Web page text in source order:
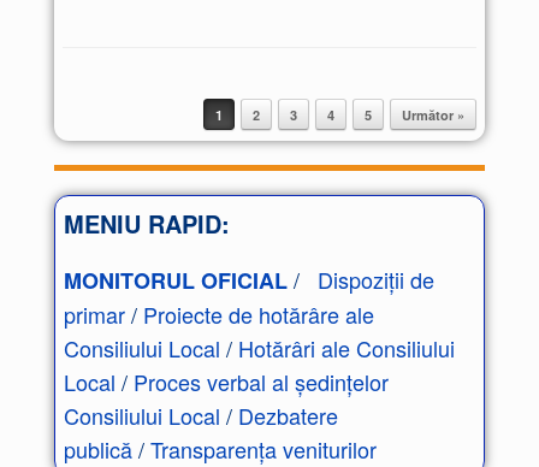
Post navigation
1 2 3 4 5 Următor »
MENIU RAPID:
MONITORUL OFICIAL/ Dispoziții de
primar/ Proiecte de hotărâre ale
Consiliului Local / Hotărâri ale Consiliului
Local / Proces verbal al ședințelor
Consiliului Local / Dezbatere
publică/Transparența veniturilor